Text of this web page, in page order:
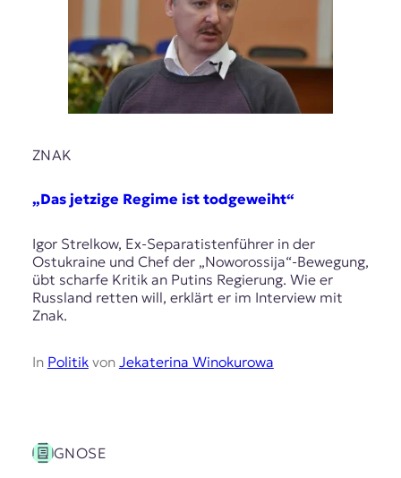
ZNAK
„Das jetzige Regime ist todgeweiht“
Igor Strelkow, Ex-Separatistenführer in der
Ostukraine und Chef der „Noworossija“-Bewegung,
übt scharfe Kritik an Putins Regierung. Wie er
Russland retten will, erklärt er im Interview mit
Znak.
In Politikvon Jekaterina Winokurowa
GNOSE